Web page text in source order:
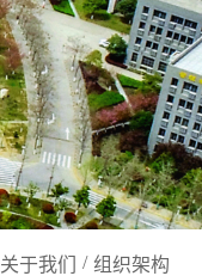
关于我们 / 组织架构